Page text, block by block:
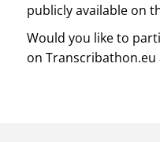
publicly available on
Would you like to
on